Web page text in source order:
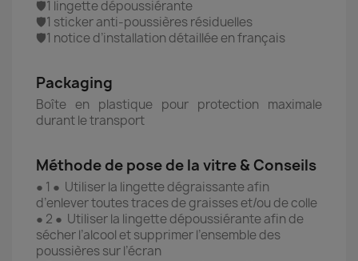
🛡️1 lingette dépoussiérante
🛡️1 sticker anti-poussières résiduelles
🛡️1 notice d’installation détaillée en français
Packaging
Boîte en plastique pour protection maximale
durant le transport
Méthode de pose de la vitre & Conseils
● 1 ● Utiliser la lingette dégraissante afin
d’enlever toutes traces de graisses et/ou de colle
● 2 ● Utiliser la lingette dépoussiérante afin de
sécher l’alcool et supprimer l’ensemble des
poussières sur l’écran